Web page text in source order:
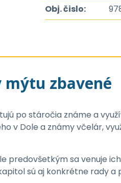
Obj. čislo:
zbavené
po stáročia známe a
v Dole a známy včelár,
predovšetkým sa venuje
sú aj konkrétne rady